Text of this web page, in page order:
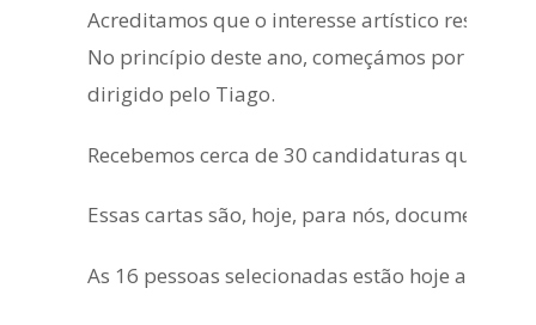
Acreditamos que o interesse artístico reside,
No princípio deste ano, começámos por
dirigido pelo Tiago.
Recebemos cerca de 30 candidaturas que
Essas cartas são, hoje, para nós,
As 16 pessoas selecionadas estão hoje aqui